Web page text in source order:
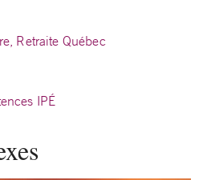
Retraite Québec
IPÉ